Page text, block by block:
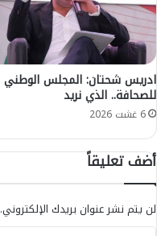
ة
ا
ل
ا
خ
ي
ر
ة
ل
ط
ا
ئ
ر
ة
.
.
ل
م
ت
خ
ادريس شحتان: المجلس الوطني
للصحافة.. الذي نريد
6 غشت 2026
أضف تعليقاً
لن يتم نشر عنوان بريدك الإلكتروني.